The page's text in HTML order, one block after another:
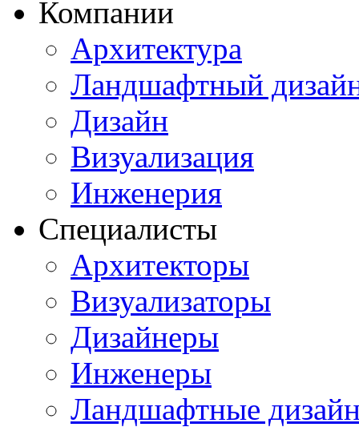
Компании
Архитектура
Ландшафтный
Дизайн
Визуализация
Инженерия
Специалисты
Архитекторы
Визуализаторы
Дизайнеры
Инженеры
Ландшафтные